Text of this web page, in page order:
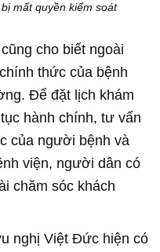
mất quyền kiểm soát
cho biết ngoài
thức của bệnh
Để đặt lịch khám
hành chính, tư vấn
của người bệnh và
viện, người dân có
chăm sóc khách
nghị Việt Đức hiện có